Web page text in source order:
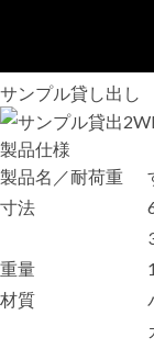
サンプル貸し出し
製品仕様
製品名／耐荷重
寸法
重量
材質